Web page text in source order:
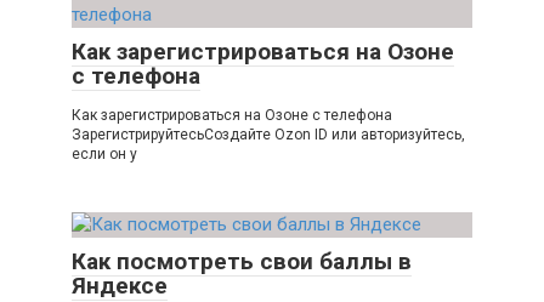
Как зарегистрироваться на Озоне
с телефона
Как зарегистрироваться на Озоне с телефона
ЗарегистрируйтесьСоздайте Ozon ID или авторизуйтесь,
если он у
Как посмотреть свои баллы в
Яндексе